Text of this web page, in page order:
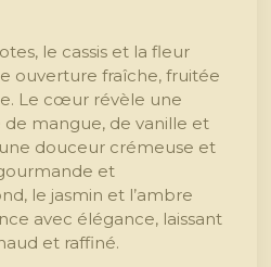
le cassis et la fleur
ouverture fraîche, fruitée
Le cœur révèle une
de mangue, de vanille et
douceur crémeuse et
et
le jasmin et l’ambre
avec élégance, laissant
et raffiné.